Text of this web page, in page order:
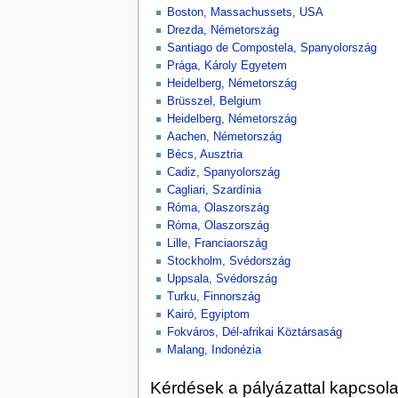
Boston, Massachussets, USA
Drezda, Németország
Santiago de Compostela, Spanyolország
Prága, Károly Egyetem
Heidelberg, Németország
Brüsszel, Belgium
Heidelberg, Németország
Aachen, Németország
Bécs, Ausztria
Cadiz, Spanyolország
Cagliari, Szardínia
Róma, Olaszország
Róma, Olaszország
Lille, Franciaország
Stockholm, Svédország
Uppsala, Svédország
Turku, Finnország
Kairó, Egyiptom
Fokváros, Dél-afrikai Köztársaság
Malang, Indonézia
Kérdések a pályázattal